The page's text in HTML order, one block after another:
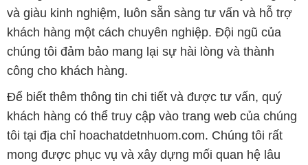
và giàu kinh nghiệm, luôn sẵn sàng tư vấn và hỗ trợ
khách hàng một cách chuyên nghiệp. Đội ngũ của
chúng tôi đảm bảo mang lại sự hài lòng và thành
công cho khách hàng.
Để biết thêm thông tin chi tiết và được tư vấn, quý
khách hàng có thể truy cập vào trang web của chúng
tôi tại địa chỉ hoachatdetnhuom.com. Chúng tôi rất
mong được phục vụ và xây dựng mối quan hệ lâu